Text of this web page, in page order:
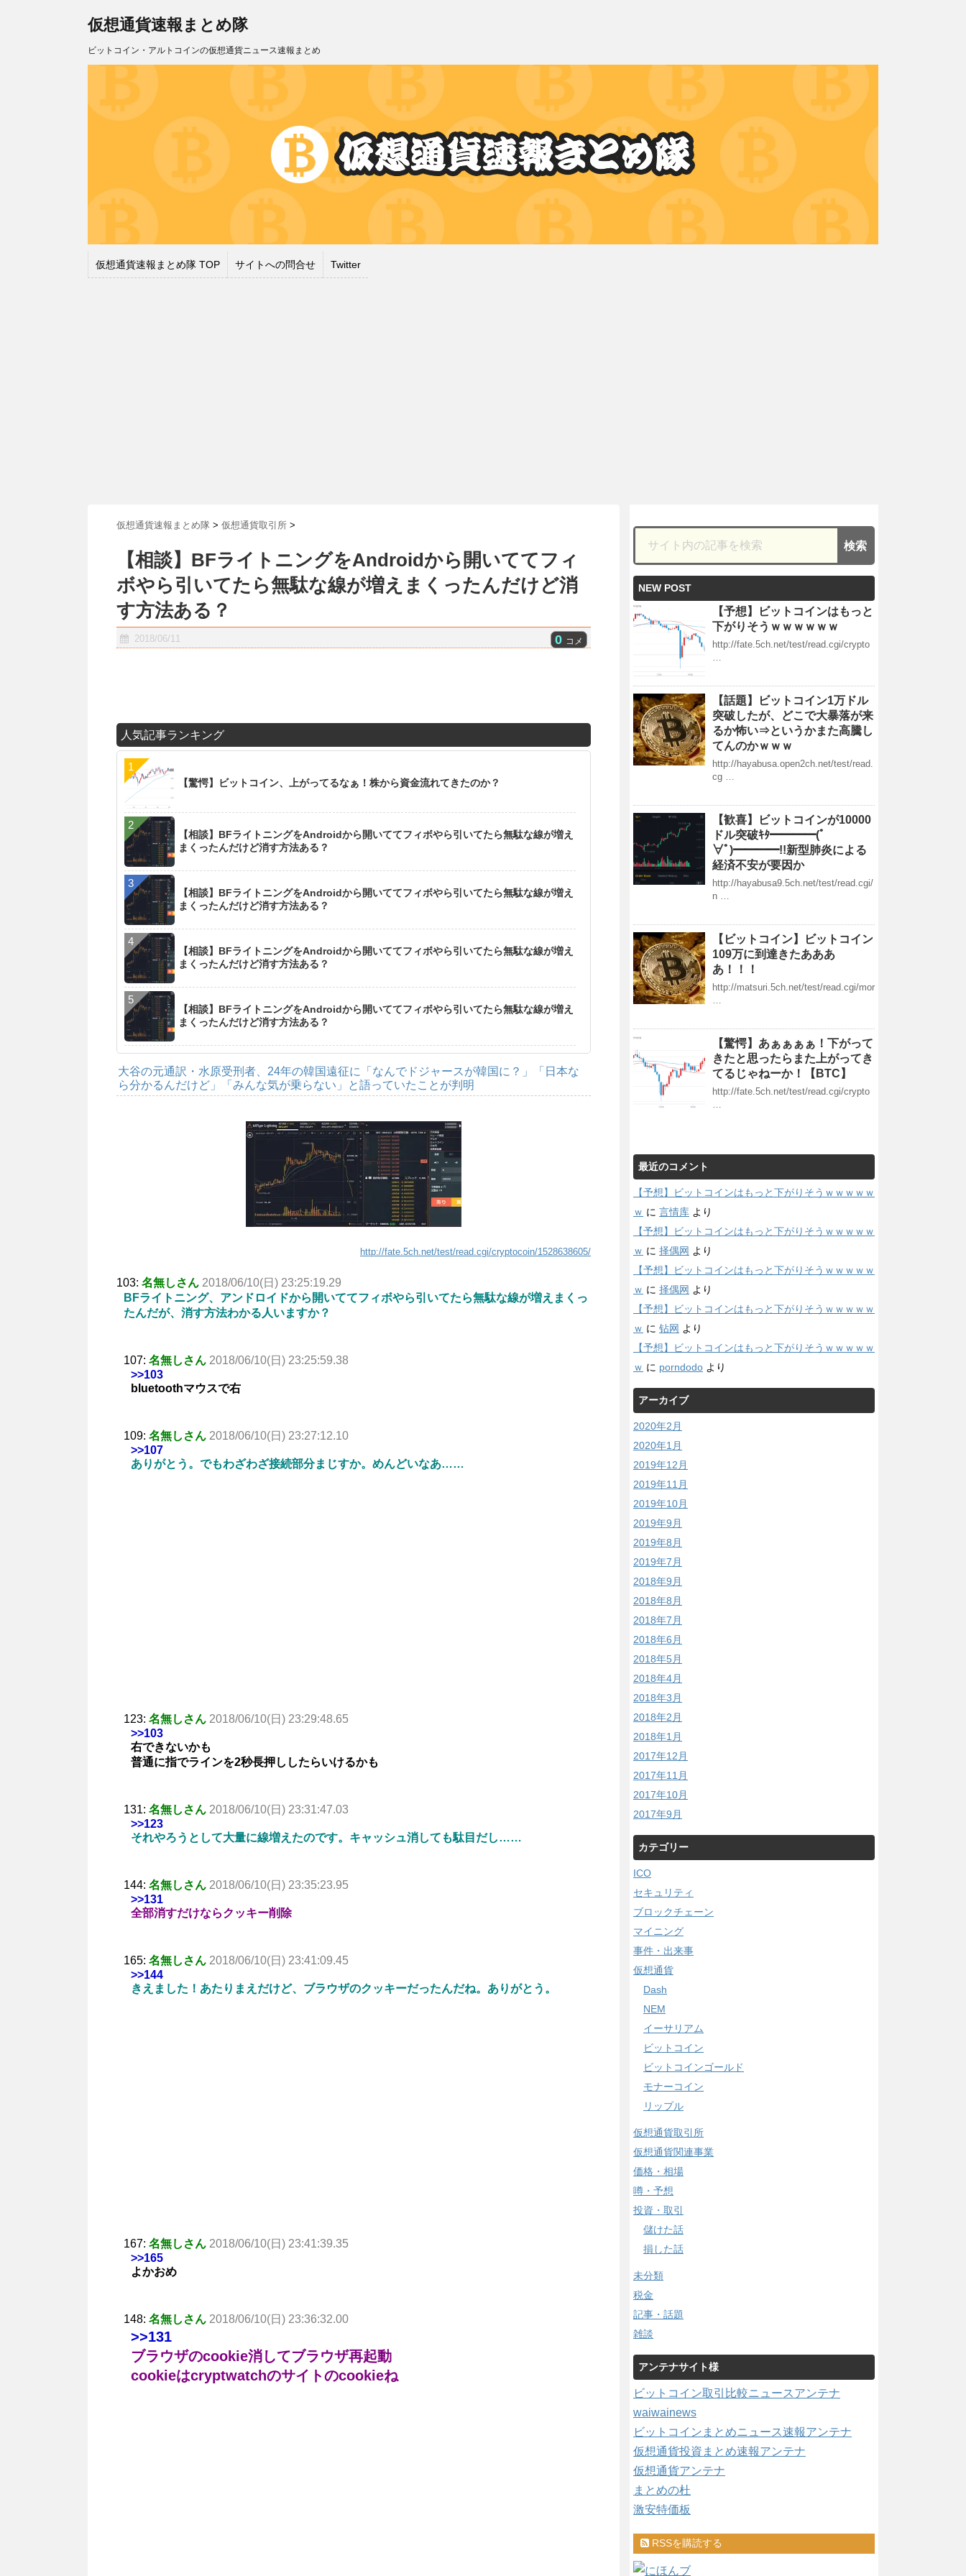
仮想通貨速報まとめ隊
ビットコイン・アルトコインの仮想通貨ニュース速報まとめ
仮想通貨速報まとめ隊 TOP サイトへの問合せ Twitter
仮想通貨速報まとめ隊 > 仮想通貨取引所 >
【相談】BFライトニングをAndroidから開いててフィ
ボやら引いてたら無駄な線が増えまくったんだけど消
す方法ある？
2018/06/11 0 コメ
人気記事ランキング
【驚愕】ビットコイン、上がってるなぁ！株から資金流れてきたのか？
【相談】BFライトニングをAndroidから開いててフィボやら引いてたら無駄な線が増え
まくったんだけど消す方法ある？
【相談】BFライトニングをAndroidから開いててフィボやら引いてたら無駄な線が増え
まくったんだけど消す方法ある？
【相談】BFライトニングをAndroidから開いててフィボやら引いてたら無駄な線が増え
まくったんだけど消す方法ある？
【相談】BFライトニングをAndroidから開いててフィボやら引いてたら無駄な線が増え
まくったんだけど消す方法ある？
大谷の元通訳・水原受刑者、24年の韓国遠征に「なんでドジャースが韓国に？」「日本な
ら分かるんだけど」「みんな気が乗らない」と語っていたことが判明
http://fate.5ch.net/test/read.cgi/cryptocoin/1528638605/
103: 名無しさん 2018/06/10(日) 23:25:19.29
BFライトニング、アンドロイドから開いててフィボやら引いてたら無駄な線が増えまくっ
たんだが、消す方法わかる人いますか？
107: 名無しさん 2018/06/10(日) 23:25:59.38
>>103
bluetoothマウスで右
109: 名無しさん 2018/06/10(日) 23:27:12.10
>>107
ありがとう。でもわざわざ接続部分まじすか。めんどいなあ……
123: 名無しさん 2018/06/10(日) 23:29:48.65
>>103
右できないかも
普通に指でラインを2秒長押ししたらいけるかも
131: 名無しさん 2018/06/10(日) 23:31:47.03
>>123
それやろうとして大量に線増えたのです。キャッシュ消しても駄目だし……
144: 名無しさん 2018/06/10(日) 23:35:23.95
>>131
全部消すだけならクッキー削除
165: 名無しさん 2018/06/10(日) 23:41:09.45
>>144
きえました！あたりまえだけど、ブラウザのクッキーだったんだね。ありがとう。
167: 名無しさん 2018/06/10(日) 23:41:39.35
>>165
よかおめ
148: 名無しさん 2018/06/10(日) 23:36:32.00
>>131
ブラウザのcookie消してブラウザ再起動
cookieはcryptwatchのサイトのcookieね
NEW POST
【予想】ビットコインはもっと
下がりそうｗｗｗｗｗｗ
http://fate.5ch.net/test/read.cgi/crypto
…
【話題】ビットコイン1万ドル
突破したが、どこで大暴落が来
るか怖い⇒というかまた高騰し
てんのかｗｗｗ
http://hayabusa.open2ch.net/test/read.
cg …
【歓喜】ビットコインが10000
ドル突破ｷﾀ━━━━(ﾟ
∀ﾟ)━━━━!!新型肺炎による
経済不安が要因か
http://hayabusa9.5ch.net/test/read.cgi/
n …
【ビットコイン】ビットコイン
109万に到達きたあああ
あ！！！
http://matsuri.5ch.net/test/read.cgi/mor
…
【驚愕】あぁぁぁぁ！下がって
きたと思ったらまた上がってき
てるじゃねーか！【BTC】
http://fate.5ch.net/test/read.cgi/crypto
…
最近のコメント
【予想】ビットコインはもっと下がりそうｗｗｗｗｗ
ｗ に 言情库 より
【予想】ビットコインはもっと下がりそうｗｗｗｗｗ
ｗ に 择偶网 より
【予想】ビットコインはもっと下がりそうｗｗｗｗｗ
ｗ に 择偶网 より
【予想】ビットコインはもっと下がりそうｗｗｗｗｗ
ｗ に 钻网 より
【予想】ビットコインはもっと下がりそうｗｗｗｗｗ
ｗ に porndodo より
アーカイブ
2020年2月
2020年1月
2019年12月
2019年11月
2019年10月
2019年9月
2019年8月
2019年7月
2018年9月
2018年8月
2018年7月
2018年6月
2018年5月
2018年4月
2018年3月
2018年2月
2018年1月
2017年12月
2017年11月
2017年10月
2017年9月
カテゴリー
ICO
セキュリティ
ブロックチェーン
マイニング
事件・出来事
仮想通貨
Dash
NEM
イーサリアム
ビットコイン
ビットコインゴールド
モナーコイン
リップル
仮想通貨取引所
仮想通貨関連事業
価格・相場
噂・予想
投資・取引
儲けた話
損した話
未分類
税金
記事・話題
雑談
アンテナサイト様
ビットコイン取引比較ニュースアンテナ
waiwainews
ビットコインまとめニュース速報アンテナ
仮想通貨投資まとめ速報アンテナ
仮想通貨アンテナ
まとめの杜
激安特価板
RSSを購読する